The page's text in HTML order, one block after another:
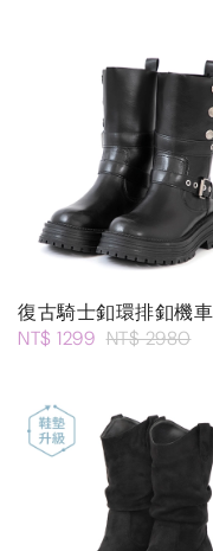
復古騎士釦環排釦機
NT$ 1299 NT$ 2980